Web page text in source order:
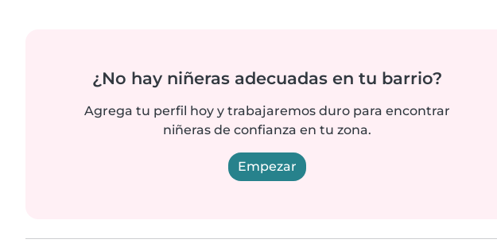
¿No hay niñeras adecuadas en tu barrio?
Agrega tu perfil hoy y trabajaremos duro para encontrar
niñeras de confianza en tu zona.
Empezar